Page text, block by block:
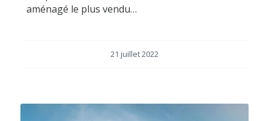
aménagé le plus vendu…
21 juillet 2022